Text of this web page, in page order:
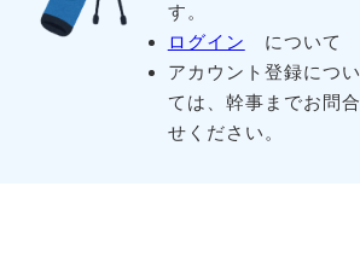
す。
ログイン
について
アカウント登録につい
ては、幹事までお問合
せください。